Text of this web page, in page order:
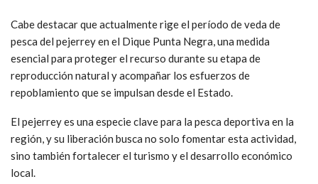
Cabe destacar que actualmente rige el período de veda de
pesca del pejerrey en el Dique Punta Negra, una medida
esencial para proteger el recurso durante su etapa de
reproducción natural y acompañar los esfuerzos de
repoblamiento que se impulsan desde el Estado.
El pejerrey es una especie clave para la pesca deportiva en la
región, y su liberación busca no solo fomentar esta actividad,
sino también fortalecer el turismo y el desarrollo económico
local.